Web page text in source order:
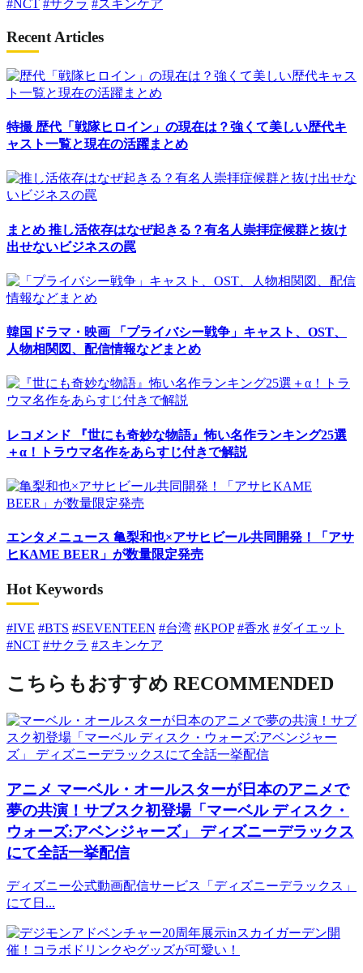
#NCT #サクラ #スキンケア
Recent Articles
特撮 歴代「戦隊ヒロイン」の現在は？強くて美しい歴代キ
ャスト一覧と現在の活躍まとめ
まとめ 推し活依存はなぜ起きる？有名人崇拝症候群と抜け
出せないビジネスの罠
韓国ドラマ・映画 「プライバシー戦争」キャスト、OST、
人物相関図、配信情報などまとめ
レコメンド 『世にも奇妙な物語』怖い名作ランキング25選
＋α！トラウマ名作をあらすじ付きで解説
エンタメニュース 亀梨和也×アサヒビール共同開発！「アサ
ヒKAME BEER」が数量限定発売
Hot Keywords
#IVE #BTS #SEVENTEEN #台湾 #KPOP #香水 #ダイエット
#NCT #サクラ #スキンケア
こちらもおすすめ RECOMMENDED
アニメ マーベル・オールスターが日本のアニメで
夢の共演！サブスク初登場「マーベル ディスク・
ウォーズ:アベンジャーズ」 ディズニーデラックス
にて全話一挙配信
ディズニー公式動画配信サービス「ディズニーデラックス」
にて日...